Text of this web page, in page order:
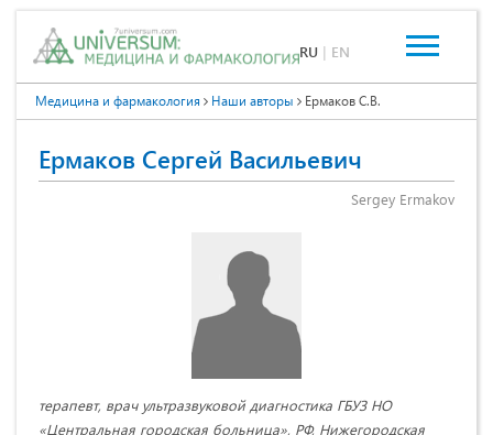
RU | EN
Медицина и фармакология Наши авторы Ермаков С.В.
Ермаков Сергей Васильевич
Sergey Ermakov
терапевт, врач ультразвуковой диагностика ГБУЗ НО
«Центральная городская больница», РФ, Нижегородская